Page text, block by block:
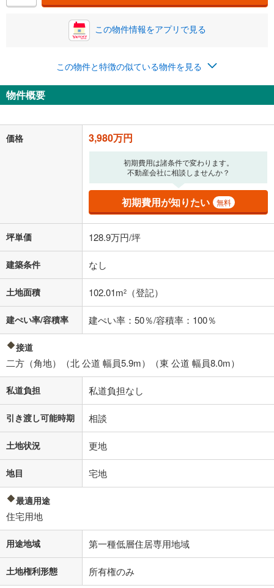
この物件情報をアプリで見る
この物件と特徴の似ている物件を見る
物件概要
価格 3,980万円
初期費用は諸条件で変わります。
不動産会社に相談しませんか？
初期費用が知りたい 無料
坪単価 128.9万円/坪
建築条件 なし
土地面積 102.01m2 （登記）
建ぺい率/容積率 建ぺい率：50％/容積率：100％
接道
二方（角地）（北 公道 幅員5.9m）（東 公道 幅員8.0m）
私道負担 私道負担なし
引き渡し可能時期 相談
土地状況 更地
地目 宅地
最適用途
住宅用地
用途地域 第一種低層住居専用地域
土地権利形態 所有権のみ